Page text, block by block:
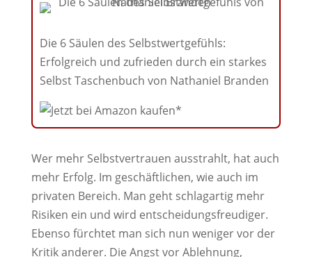
Die 6 Säulen des Selbstwertgefühls:
Erfolgreich und zufrieden durch ein starkes
Selbst Taschenbuch von Nathaniel Branden
Wer mehr Selbstvertrauen ausstrahlt, hat auch
mehr Erfolg. Im geschäftlichen, wie auch im
privaten Bereich. Man geht schlagartig mehr
Risiken ein und wird entscheidungsfreudiger.
Ebenso fürchtet man sich nun weniger vor der
Kritik anderer. Die Angst vor Ablehnung,